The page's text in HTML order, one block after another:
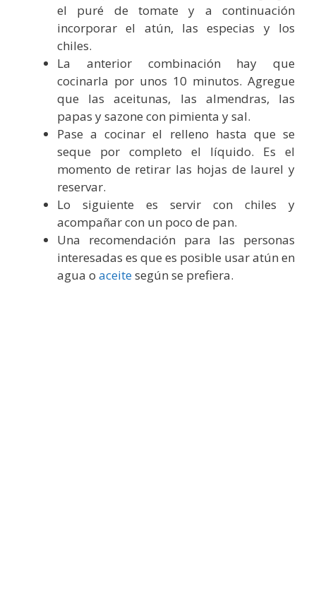
el puré de tomate y a continuación
incorporar el atún, las especias y los
chiles.
La anterior combinación hay que
cocinarla por unos 10 minutos. Agregue
que las aceitunas, las almendras, las
papas y sazone con pimienta y sal.
Pase a cocinar el relleno hasta que se
seque por completo el líquido. Es el
momento de retirar las hojas de laurel y
reservar.
Lo siguiente es servir con chiles y
acompañar con un poco de pan.
Una recomendación para las personas
interesadas es que es posible usar atún en
agua o aceitesegún se prefiera.